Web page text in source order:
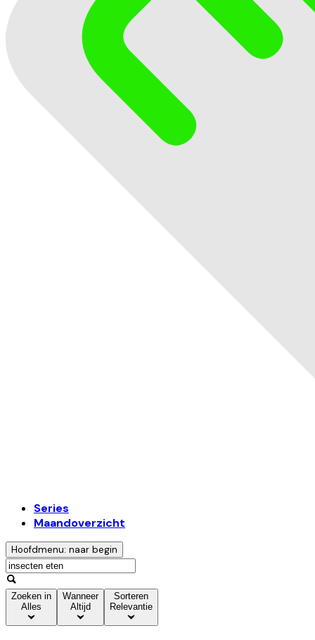
Series
Maandoverzicht
Hoofdmenu: naar begin
Zoeken in
Alles
Wanneer
Altijd
Sorteren
Relevantie